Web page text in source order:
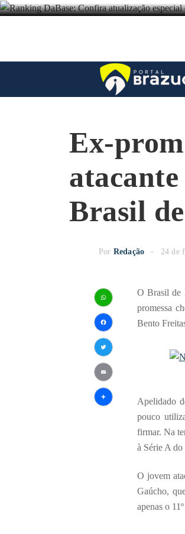
Ex-
atacante
Brasil
Por Redação 24 de
WhatsApp
Facebook
Twitter
Email
O Brasil de
promessa
Bento
Apelidado
pouco
firmar. Na
à Série A
O jovem
Gaúcho,
apenas o